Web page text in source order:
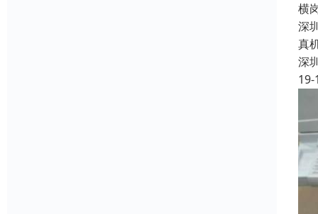
横
深
真
深
19-